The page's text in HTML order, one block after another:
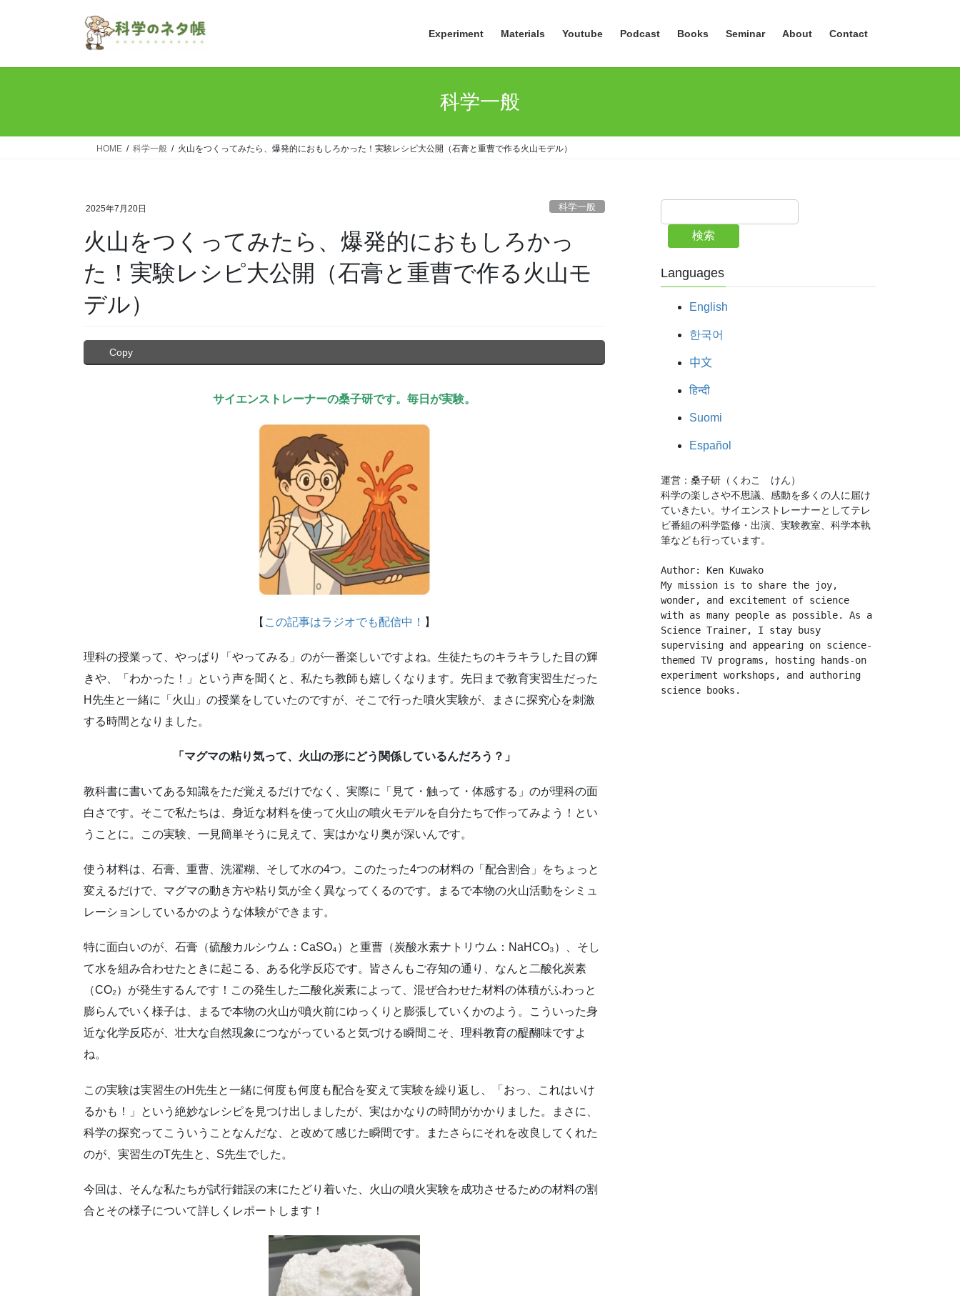
Experiment Materials Youtube Podcast Books Seminar About Contact
科学一般
HOME 科学一般 火山をつくってみたら、爆発的におもしろかった！実験レシピ大公開（石膏と重曹で作る火山モデル）
2025年7月20日 科学一般
火山をつくってみたら、爆発的におもしろかっ
た！実験レシピ大公開（石膏と重曹で作る火山モ
デル）
Copy
サイエンストレーナーの桑子研です。毎日が実験。
【 この記事はラジオでも配信中！ 】
理科の授業って、やっぱり「やってみる」 のが一番楽しいですよね。生徒たちのキラキラした目の輝
きや、「わかった！」という声を聞くと、私たち教師も嬉しくなります。先日まで教育実習生だった
H先生と一緒に「火山」の授業をしていたのですが、そこで行った噴火実験が、まさに探究心を刺激
する時間となりました。
「マグマの粘り気って、火山の形にどう関係しているんだろう？」
教科書に書いてある知識をただ覚えるだけでなく、実際に「見て・触って・体感する」のが理科の面
白さです。そこで私たちは、身近な材料を使って火山の噴火モデルを自分たちで作ってみよう！とい
うことに。この実験、一見簡単そうに見えて、実はかなり奥が深いんです。
使う材料は、石膏、重曹、洗濯糊、そして水の4つ。このたった4つの材料の「配合割合」をちょっと
変えるだけで、マグマの動き方や粘り気が全く異なってくるのです。まるで本物の火山活動をシミュ
レーションしているかのような体験ができます。
特に面白いのが、石膏（硫酸カルシウム：CaSO₄）と重曹（炭酸水素ナトリウム：NaHCO₃）、そし
て水を組み合わせたときに起こる、ある化学反応です。皆さんもご存知の通り、なんと二酸化炭素
（CO₂）が発生するんです！この発生した二酸化炭素によって、混ぜ合わせた材料の体積がふわっと
膨らんでいく様子は、まるで本物の火山が噴火前にゆっくりと膨張していくかのよう。こういった身
近な化学反応が、壮大な自然現象につながっていると気づける瞬間こそ、理科教育の醍醐味ですよ
ね。
この実験は実習生のH先生と一緒に何度も何度も配合を変えて実験を繰り返し、「おっ、これはいけ
るかも！」という絶妙なレシピを見つけ出しましたが、実はかなりの時間がかかりました。まさに、
科学の探究ってこういうことなんだな、と改めて感じた瞬間です。またさらにそれを改良してくれた
のが、実習生のT先生と、S先生でした。
今回は、そんな私たちが試行錯誤の末にたどり着いた、火山の噴火実験を成功させるための材料の割
合とその様子について詳しくレポートします！
検索
Languages
English
한국어
中文
हिन्दी
Suomi
Español
運営：桑子研（くわこ　けん）
科学の楽しさや不思議、感動を多くの人に届け
ていきたい。サイエンストレーナーとしてテレ
ビ番組の科学監修・出演、実験教室、科学本執
筆なども行っています。
Author: Ken Kuwako
My mission is to share the joy,
wonder, and excitement of science
with as many people as possible. As a
Science Trainer, I stay busy
supervising and appearing on science-
themed TV programs, hosting hands-on
experiment workshops, and authoring
science books.